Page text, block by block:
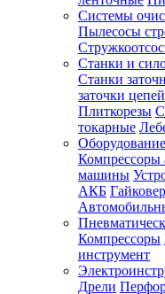
Системы
Пылесосы
Станки и
Станки
заточки цепей
Плиткорезы
токарные
Компрессоры
машины
АКБ
Компрессоры
инструмент
Дрели